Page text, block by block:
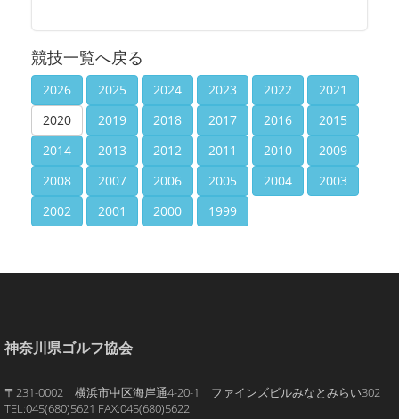
競技一覧へ戻る
2026 2025 2024 2023 2022
2021
2020
2019 2018 2017 2016
2015
2014
2013 2012 2011 2010
2009
2008
2007 2006 2005 2004
2003
2002
2001 2000 1999
神奈川県ゴルフ協会
〒231-0002 横浜市中区海岸通4-20-1 ファインズビルみなとみらい302
TEL:045(680)5621 FAX:045(680)5622